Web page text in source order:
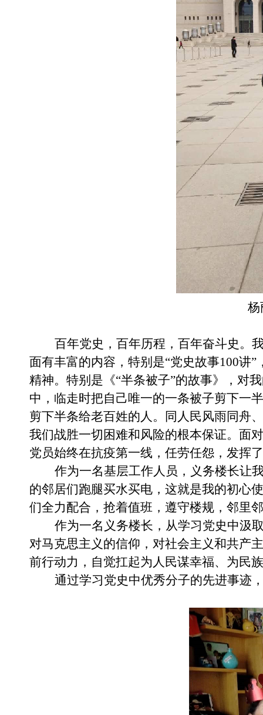
杨
百年党史，百年历程，百年奋斗史。
面有丰富的内容，特别是“党史故事100讲
精神。特别是《“半条被子”的故事》，对
中，临走时把自己唯一的一条被子剪下一
剪下半条给老百姓的人。同人民风雨同舟
我们战胜一切困难和风险的根本保证。面
党员始终在抗疫第一线，任劳任怨，发挥
作为一名基层工作人员，义务楼长让
的邻居们跑腿买水买电，这就是我的初心
们全力配合，抢着值班，遵守楼规，邻里
作为一名义务楼长，从学习党史中汲
对马克思主义的信仰，对社会主义和共产
前行动力，自觉扛起为人民谋幸福、为民
通过学习党史中优秀分子的先进事迹